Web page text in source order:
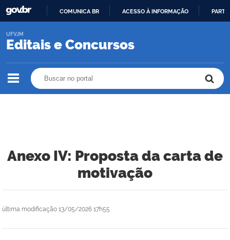
O
COMUNICA BR ACESSO À INFORMAÇÃO
Editais e Concursos
UFVJM
Anexo IV: Proposta da carta de
motivação
última modificação 13/05/2026 17h55